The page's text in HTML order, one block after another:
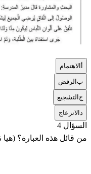
الاهتمام
بالرفض
جالتشجيع
الانزعاج
السؤال 4
من قائل هذه العبارة؟ (هيا